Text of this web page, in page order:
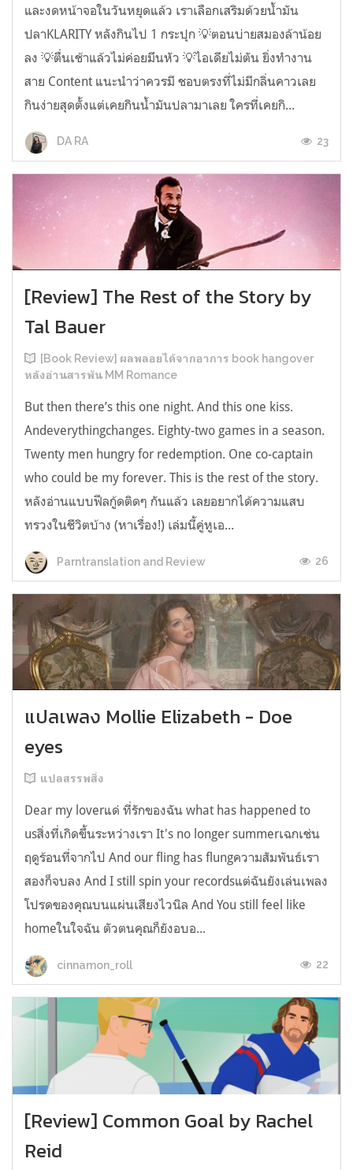
และงดหน้าจอในวันหยุดแล้ว เราเลือกเสริมด้วยน้ำมัน
ปลาKLARITY หลังกินไป 1 กระปุก 💡ตอนบ่ายสมองล้าน้อย
ลง 💡ตื่นเช้าแล้วไม่ค่อยมึนหัว 💡ไอเดียไม่ตัน ยิ่งทำงาน
สาย Content แนะนำว่าควรมี ชอบตรงที่ไม่มีกลิ่นคาวเลย
กินง่ายสุดตั้งแต่เคยกินน้ำมันปลามาเลย ใครที่เคยกิ...
DA RA 23
[Review] The Rest of the Story by
Tal Bauer
[Book Review] ผลพลอยได้จากอาการ book hangover
หลังอ่านสารพัน MM Romance
But then there’s this one night. And this one kiss.
Andeverythingchanges. Eighty-two games in a season.
Twenty men hungry for redemption. One co-captain
who could be my forever. This is the rest of the story.
หลังอ่านแบบฟีลกู้ดติดๆ กันแล้ว เลยอยากได้ความแสบ
ทรวงในชีวิตบ้าง (หาเรื่อง!) เล่มนี้คู่หูเอ...
Parntranslation and Review 26
แปลเพลง Mollie Elizabeth - Doe
eyes
แปลสรรพสิ่ง
Dear my loverแด่ ที่รักของฉัน what has happened to
usสิ่งที่เกิดขึ้นระหว่างเรา It's no longer summerเฉกเช่น
ฤดูร้อนที่จากไป And our fling has flungความสัมพันธ์เรา
สองก็จบลง And I still spin your recordsแต่ฉันยังเล่นเพลง
โปรดของคุณบนแผ่นเสียงไวนิล And You still feel like
homeในใจฉัน ตัวตนคุณก็ยังอบอ...
cinnamon_roll 22
[Review] Common Goal by Rachel
Reid